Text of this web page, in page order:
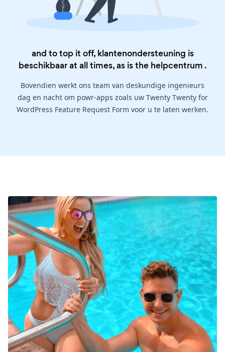
and to top it off, klantenondersteuning is
beschikbaar at all times, as is the helpcentrum .
Bovendien werkt ons team van deskundige ingenieurs
dag en nacht om powr-apps zoals uw Twenty Twenty for
WordPress Feature Request Form voor u te laten werken.